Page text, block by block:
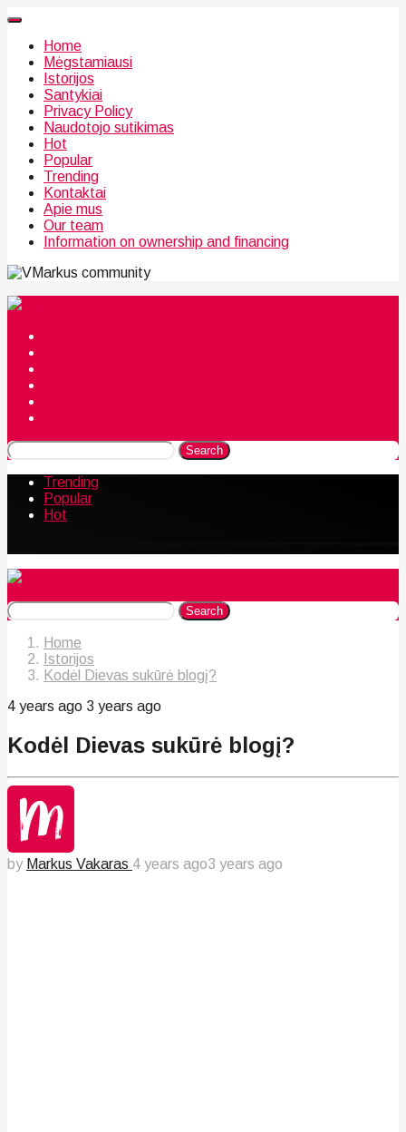
Home
Mėgstamiausi
Istorijos
Santykiai
Privacy Policy
Naudotojo sutikimas
Hot
Popular
Trending
Kontaktai
Apie mus
Our team
Information on ownership and financing
community
Search
Trending
Popular
Hot
Search
Home
Istorijos
Kodėl Dievas sukūrė blogį?
4 years ago 3 years ago
Kodėl Dievas sukūrė blogį?
by Markus Vakaras 4 years ago3 years ago